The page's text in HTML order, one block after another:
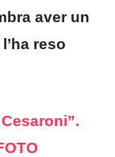
aver un
reso